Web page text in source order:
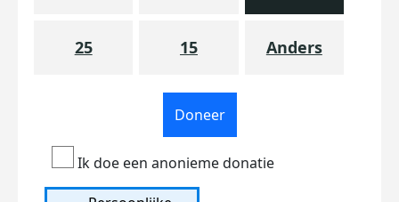
25 15 Anders
Doneer
Ik doe een anonieme donatie